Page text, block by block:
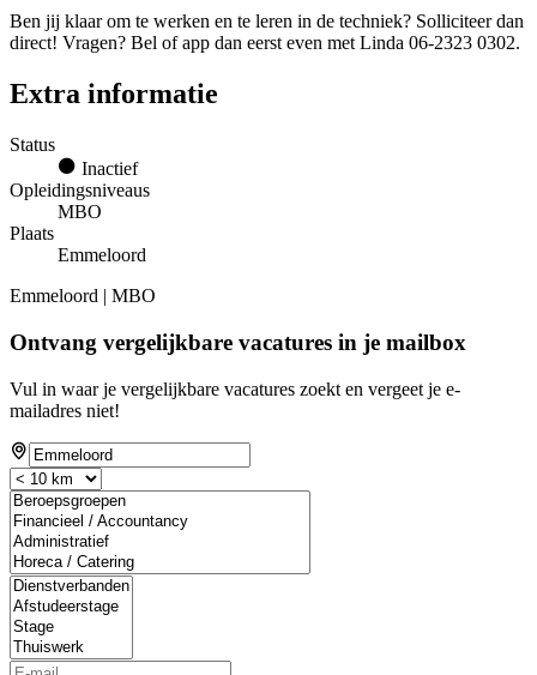
Ben jij klaar om te werken en te leren in de techniek? Solliciteer dan
direct! Vragen? Bel of app dan eerst even met Linda 06-2323 0302.
Extra informatie
Status
Inactief
Opleidingsniveaus
MBO
Plaats
Emmeloord
Emmeloord | MBO
Ontvang vergelijkbare vacatures in je mailbox
Vul in waar je vergelijkbare vacatures zoekt en vergeet je e-
mailadres niet!